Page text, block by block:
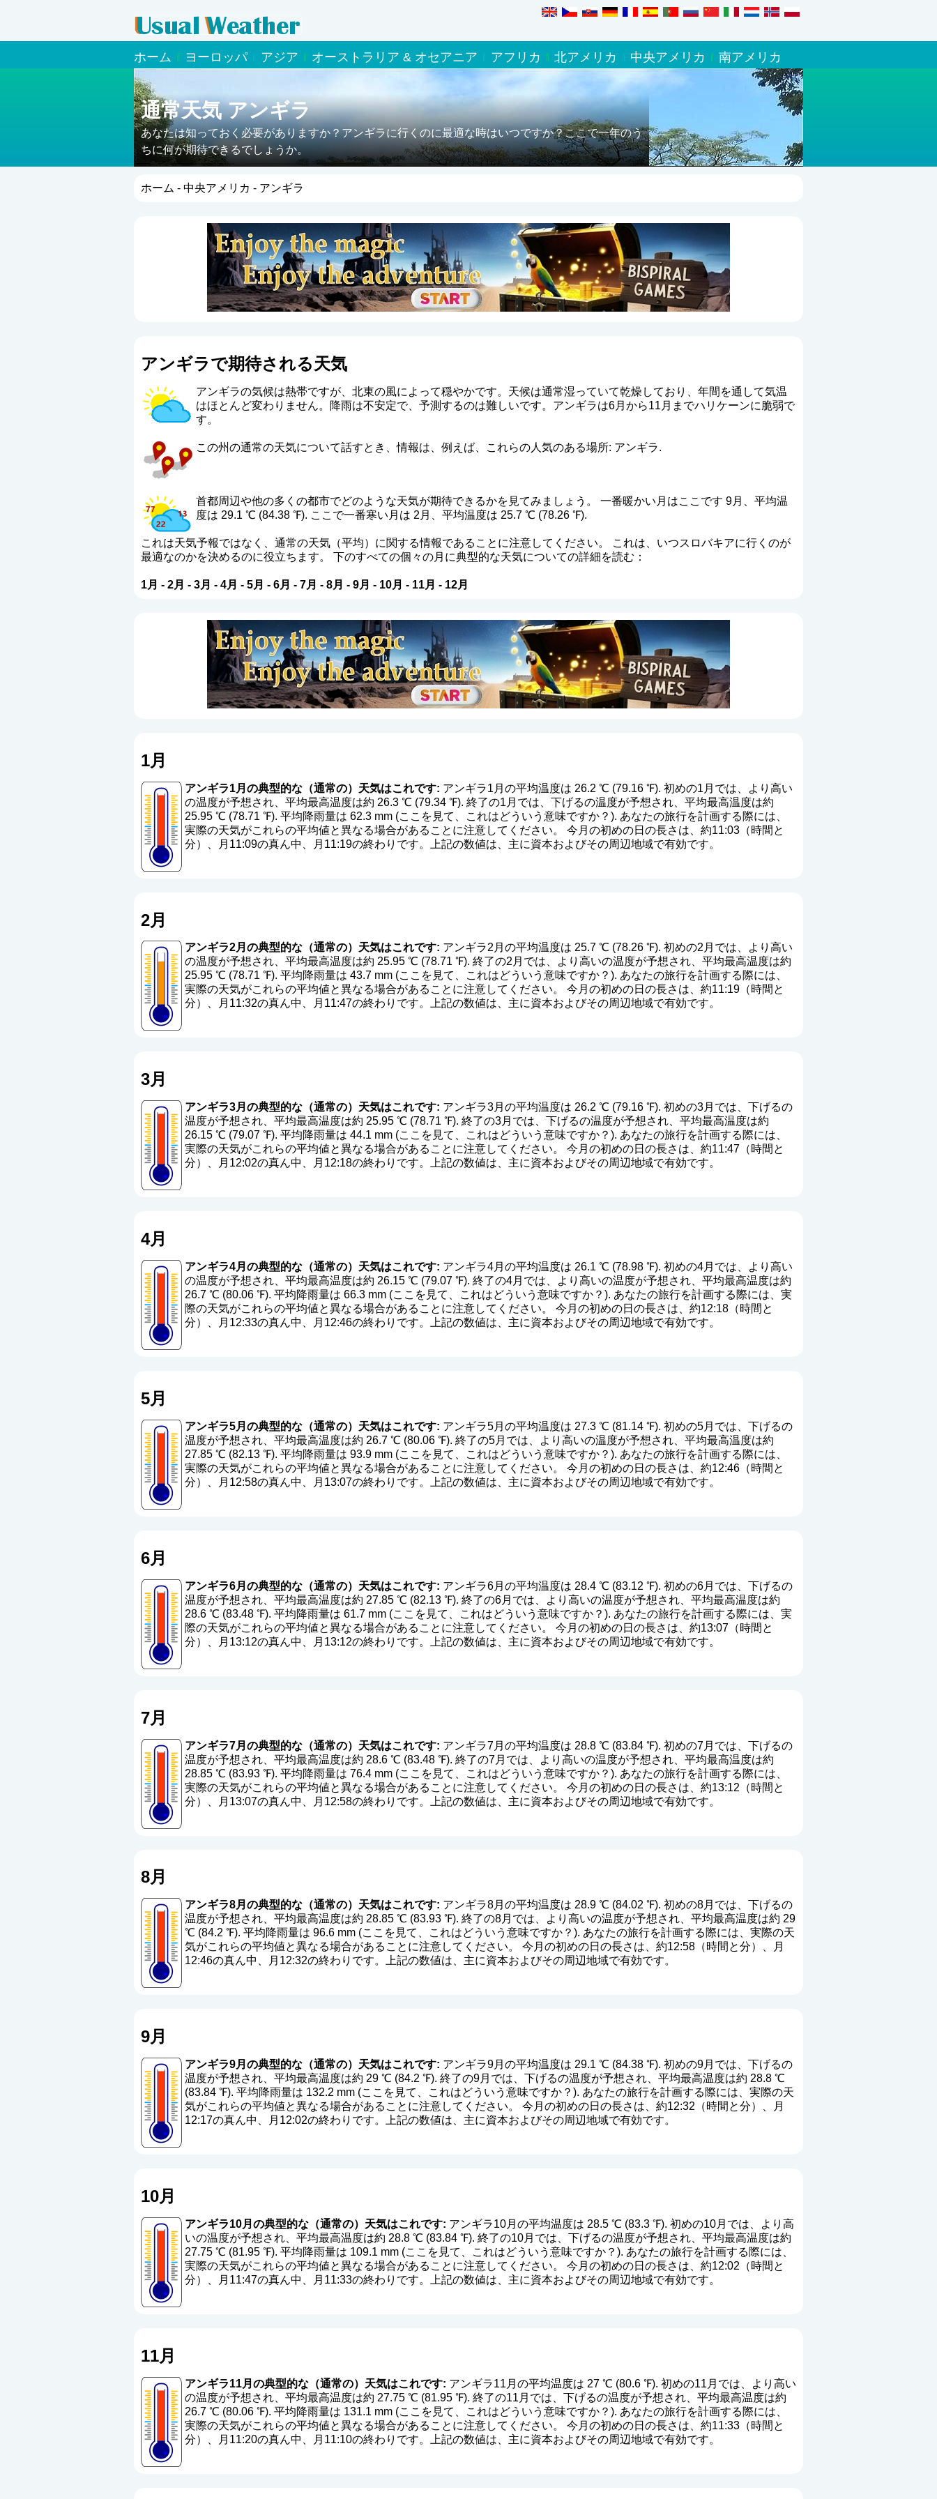
ホーム ヨーロッパ アジア オーストラリア & オセアニア アフリカ 北アメリカ 中央アメリカ 南アメリカ
通常天気 アンギラ
あなたは知っておく必要がありますか？アンギラに行くのに最適な時はいつですか？ここで一年のう
ちに何が期待できるでしょうか。
ホーム - 中央アメリカ - アンギラ
アンギラで期待される天気
アンギラの気候は熱帯ですが、北東の風によって穏やかです。天候は通常湿っていて乾燥しており、年間を通して気温
はほとんど変わりません。降雨は不安定で、予測するのは難しいです。アンギラは6月から11月までハリケーンに脆弱で
す。
この州の通常の天気について話すとき、情報は、例えば、これらの人気のある場所: アンギラ.
首都周辺や他の多くの都市でどのような天気が期待できるかを見てみましょう。 一番暖かい月はここです 9月、平均温
度は 29.1 ℃ (84.38 ℉). ここで一番寒い月は 2月、平均温度は 25.7 ℃ (78.26 ℉).
これは天気予報ではなく、通常の天気（平均）に関する情報であることに注意してください。 これは、いつスロバキアに行くのが
最適なのかを決めるのに役立ちます。 下のすべての個々の月に典型的な天気についての詳細を読む：
1月 - 2月 - 3月 - 4月 - 5月 - 6月 - 7月 - 8月 - 9月 - 10月 - 11月 - 12月
1月
アンギラ1月の典型的な（通常の）天気はこれです: アンギラ1月の平均温度は 26.2 ℃ (79.16 ℉). 初めの1月では、より高い
の温度が予想され、平均最高温度は約 26.3 ℃ (79.34 ℉). 終了の1月では、下げるの温度が予想され、平均最高温度は約
25.95 ℃ (78.71 ℉). 平均降雨量は 62.3 mm (ここを見て、これはどういう意味ですか？ ). あなたの旅行を計画する際には、
実際の天気がこれらの平均値と異なる場合があることに注意してください。 今月の初めの日の長さは、約11:03（時間と
分）、月11:09の真ん中、月11:19の終わりです。上記の数値は、主に資本およびその周辺地域で有効です。
2月
アンギラ2月の典型的な（通常の）天気はこれです: アンギラ2月の平均温度は 25.7 ℃ (78.26 ℉). 初めの2月では、より高い
の温度が予想され、平均最高温度は約 25.95 ℃ (78.71 ℉). 終了の2月では、より高いの温度が予想され、平均最高温度は約
25.95 ℃ (78.71 ℉). 平均降雨量は 43.7 mm (ここを見て、これはどういう意味ですか？ ). あなたの旅行を計画する際には、
実際の天気がこれらの平均値と異なる場合があることに注意してください。 今月の初めの日の長さは、約11:19（時間と
分）、月11:32の真ん中、月11:47の終わりです。上記の数値は、主に資本およびその周辺地域で有効です。
3月
アンギラ3月の典型的な（通常の）天気はこれです: アンギラ3月の平均温度は 26.2 ℃ (79.16 ℉). 初めの3月では、下げるの
温度が予想され、平均最高温度は約 25.95 ℃ (78.71 ℉). 終了の3月では、下げるの温度が予想され、平均最高温度は約
26.15 ℃ (79.07 ℉). 平均降雨量は 44.1 mm (ここを見て、これはどういう意味ですか？ ). あなたの旅行を計画する際には、
実際の天気がこれらの平均値と異なる場合があることに注意してください。 今月の初めの日の長さは、約11:47（時間と
分）、月12:02の真ん中、月12:18の終わりです。上記の数値は、主に資本およびその周辺地域で有効です。
4月
アンギラ4月の典型的な（通常の）天気はこれです: アンギラ4月の平均温度は 26.1 ℃ (78.98 ℉). 初めの4月では、より高い
の温度が予想され、平均最高温度は約 26.15 ℃ (79.07 ℉). 終了の4月では、より高いの温度が予想され、平均最高温度は約
26.7 ℃ (80.06 ℉). 平均降雨量は 66.3 mm (ここを見て、これはどういう意味ですか？ ). あなたの旅行を計画する際には、実
際の天気がこれらの平均値と異なる場合があることに注意してください。 今月の初めの日の長さは、約12:18（時間と
分）、月12:33の真ん中、月12:46の終わりです。上記の数値は、主に資本およびその周辺地域で有効です。
5月
アンギラ5月の典型的な（通常の）天気はこれです: アンギラ5月の平均温度は 27.3 ℃ (81.14 ℉). 初めの5月では、下げるの
温度が予想され、平均最高温度は約 26.7 ℃ (80.06 ℉). 終了の5月では、より高いの温度が予想され、平均最高温度は約
27.85 ℃ (82.13 ℉). 平均降雨量は 93.9 mm (ここを見て、これはどういう意味ですか？ ). あなたの旅行を計画する際には、
実際の天気がこれらの平均値と異なる場合があることに注意してください。 今月の初めの日の長さは、約12:46（時間と
分）、月12:58の真ん中、月13:07の終わりです。上記の数値は、主に資本およびその周辺地域で有効です。
6月
アンギラ6月の典型的な（通常の）天気はこれです: アンギラ6月の平均温度は 28.4 ℃ (83.12 ℉). 初めの6月では、下げるの
温度が予想され、平均最高温度は約 27.85 ℃ (82.13 ℉). 終了の6月では、より高いの温度が予想され、平均最高温度は約
28.6 ℃ (83.48 ℉). 平均降雨量は 61.7 mm (ここを見て、これはどういう意味ですか？ ). あなたの旅行を計画する際には、実
際の天気がこれらの平均値と異なる場合があることに注意してください。 今月の初めの日の長さは、約13:07（時間と
分）、月13:12の真ん中、月13:12の終わりです。上記の数値は、主に資本およびその周辺地域で有効です。
7月
アンギラ7月の典型的な（通常の）天気はこれです: アンギラ7月の平均温度は 28.8 ℃ (83.84 ℉). 初めの7月では、下げるの
温度が予想され、平均最高温度は約 28.6 ℃ (83.48 ℉). 終了の7月では、より高いの温度が予想され、平均最高温度は約
28.85 ℃ (83.93 ℉). 平均降雨量は 76.4 mm (ここを見て、これはどういう意味ですか？ ). あなたの旅行を計画する際には、
実際の天気がこれらの平均値と異なる場合があることに注意してください。 今月の初めの日の長さは、約13:12（時間と
分）、月13:07の真ん中、月12:58の終わりです。上記の数値は、主に資本およびその周辺地域で有効です。
8月
アンギラ8月の典型的な（通常の）天気はこれです: アンギラ8月の平均温度は 28.9 ℃ (84.02 ℉). 初めの8月では、下げるの
温度が予想され、平均最高温度は約 28.85 ℃ (83.93 ℉). 終了の8月では、より高いの温度が予想され、平均最高温度は約 29
℃ (84.2 ℉). 平均降雨量は 96.6 mm (ここを見て、これはどういう意味ですか？ ). あなたの旅行を計画する際には、実際の天
気がこれらの平均値と異なる場合があることに注意してください。 今月の初めの日の長さは、約12:58（時間と分）、月
12:46の真ん中、月12:32の終わりです。上記の数値は、主に資本およびその周辺地域で有効です。
9月
アンギラ9月の典型的な（通常の）天気はこれです: アンギラ9月の平均温度は 29.1 ℃ (84.38 ℉). 初めの9月では、下げるの
温度が予想され、平均最高温度は約 29 ℃ (84.2 ℉). 終了の9月では、下げるの温度が予想され、平均最高温度は約 28.8 ℃
(83.84 ℉). 平均降雨量は 132.2 mm (ここを見て、これはどういう意味ですか？ ). あなたの旅行を計画する際には、実際の天
気がこれらの平均値と異なる場合があることに注意してください。 今月の初めの日の長さは、約12:32（時間と分）、月
12:17の真ん中、月12:02の終わりです。上記の数値は、主に資本およびその周辺地域で有効です。
10月
アンギラ10月の典型的な（通常の）天気はこれです: アンギラ10月の平均温度は 28.5 ℃ (83.3 ℉). 初めの10月では、より高
いの温度が予想され、平均最高温度は約 28.8 ℃ (83.84 ℉). 終了の10月では、下げるの温度が予想され、平均最高温度は約
27.75 ℃ (81.95 ℉). 平均降雨量は 109.1 mm (ここを見て、これはどういう意味ですか？ ). あなたの旅行を計画する際には、
実際の天気がこれらの平均値と異なる場合があることに注意してください。 今月の初めの日の長さは、約12:02（時間と
分）、月11:47の真ん中、月11:33の終わりです。上記の数値は、主に資本およびその周辺地域で有効です。
11月
アンギラ11月の典型的な（通常の）天気はこれです: アンギラ11月の平均温度は 27 ℃ (80.6 ℉). 初めの11月では、より高い
の温度が予想され、平均最高温度は約 27.75 ℃ (81.95 ℉). 終了の11月では、下げるの温度が予想され、平均最高温度は約
26.7 ℃ (80.06 ℉). 平均降雨量は 131.1 mm (ここを見て、これはどういう意味ですか？ ). あなたの旅行を計画する際には、
実際の天気がこれらの平均値と異なる場合があることに注意してください。 今月の初めの日の長さは、約11:33（時間と
分）、月11:20の真ん中、月11:10の終わりです。上記の数値は、主に資本およびその周辺地域で有効です。